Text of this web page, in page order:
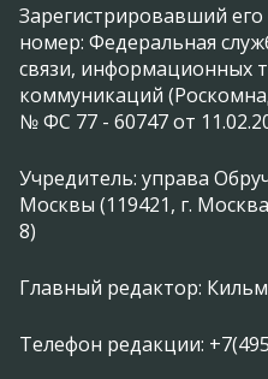
Зарегистрировавший
номер: Федеральная
связи, информационных
коммуникаций
№ ФС 77 - 60747 от
Учредитель: управа
Москвы (119421, г.
8)
Главный редактор:
Телефон редакции: